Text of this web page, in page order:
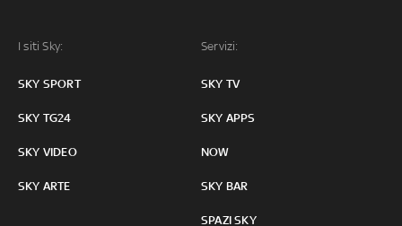
I siti Sky:
SKY SPORT
SKY TG24
SKY VIDEO
SKY ARTE
Servizi:
SKY TV
SKY APPS
NOW
SKY BAR
SPAZI SKY